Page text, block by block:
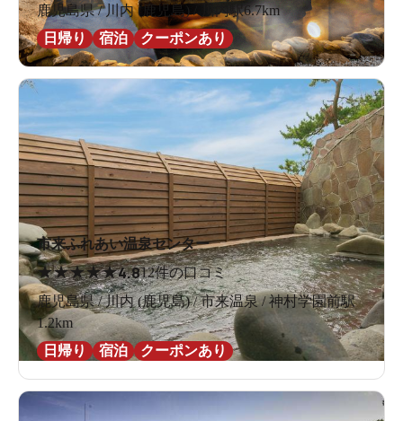
鹿児島県 / 川内 (鹿児島) / 川内駅6.7km
日帰り
宿泊 クーポンあり
市来ふれあい温泉センター
★★★★★4.812件の口コミ
鹿児島県 / 川内 (鹿児島) / 市来温泉 / 神村学園前駅
1.2km
日帰り
宿泊 クーポンあり